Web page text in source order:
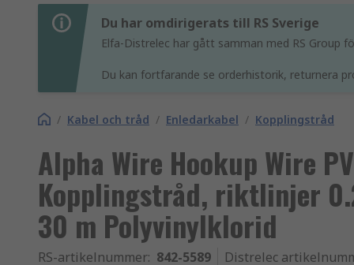
Du har omdirigerats till RS Sverige
Elfa-Distrelec har gått samman med RS Group
Du kan fortfarande se orderhistorik, returnera
/ Kabel och tråd / Enledarkabel / Kopplingstråd
Alpha Wire Hookup Wire
Kopplingstråd, riktlinjer
30 m Polyvinylklorid
RS-artikelnummer: 842-5589 Distrelec